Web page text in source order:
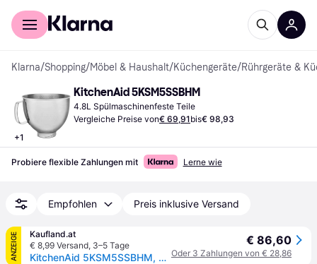
Für Shopper
Klarna/Shopping/Möbel & Haushalt/Küchengeräte/Rührgeräte &
+1
KitchenAid 5KSM5SSBHM
4.8L Spülmaschinenfeste Teile
Vergleiche Preise von€ 69,91bis€ 98,93
Probiere flexible Zahlungen mit Lerne wie
Empfohlen Preis inklusive Versand
ANZEIGE
Kaufland.at
€ 8,99 Versand, 3–5 Tage
KitchenAid 5KSM5SSBHM, Schüssel, 4,8 l, Edelstahl, Edelstahl, Edelstahl, 286 mm
€ 86,60
Oder 3 Zahlungen von € 28,86